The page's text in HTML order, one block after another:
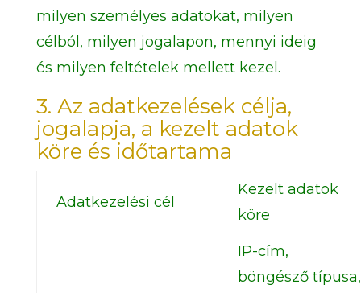
milyen személyes adatokat, milyen
célból, milyen jogalapon, mennyi ideig
és milyen feltételek mellett kezel.
3. Az adatkezelések célja,
jogalapja, a kezelt adatok
köre és időtartama
Adatkezelési cél
Kezelt adatok
köre
IP-cím,
böngésző típusa,